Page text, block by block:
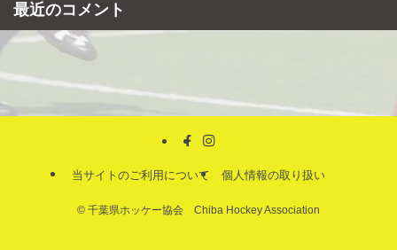
最近のコメント
当サイトのご利用について 個人情報の取り扱い
© 千葉県ホッケー協会 Chiba Hockey Association